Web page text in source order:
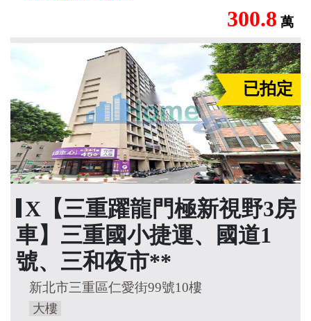
300.8 萬
已拍定
X【三重躍龍門極新視野3房
車】三重國小捷運、國道1
號、三和夜市**
新北市三重區仁愛街99號10樓
大樓